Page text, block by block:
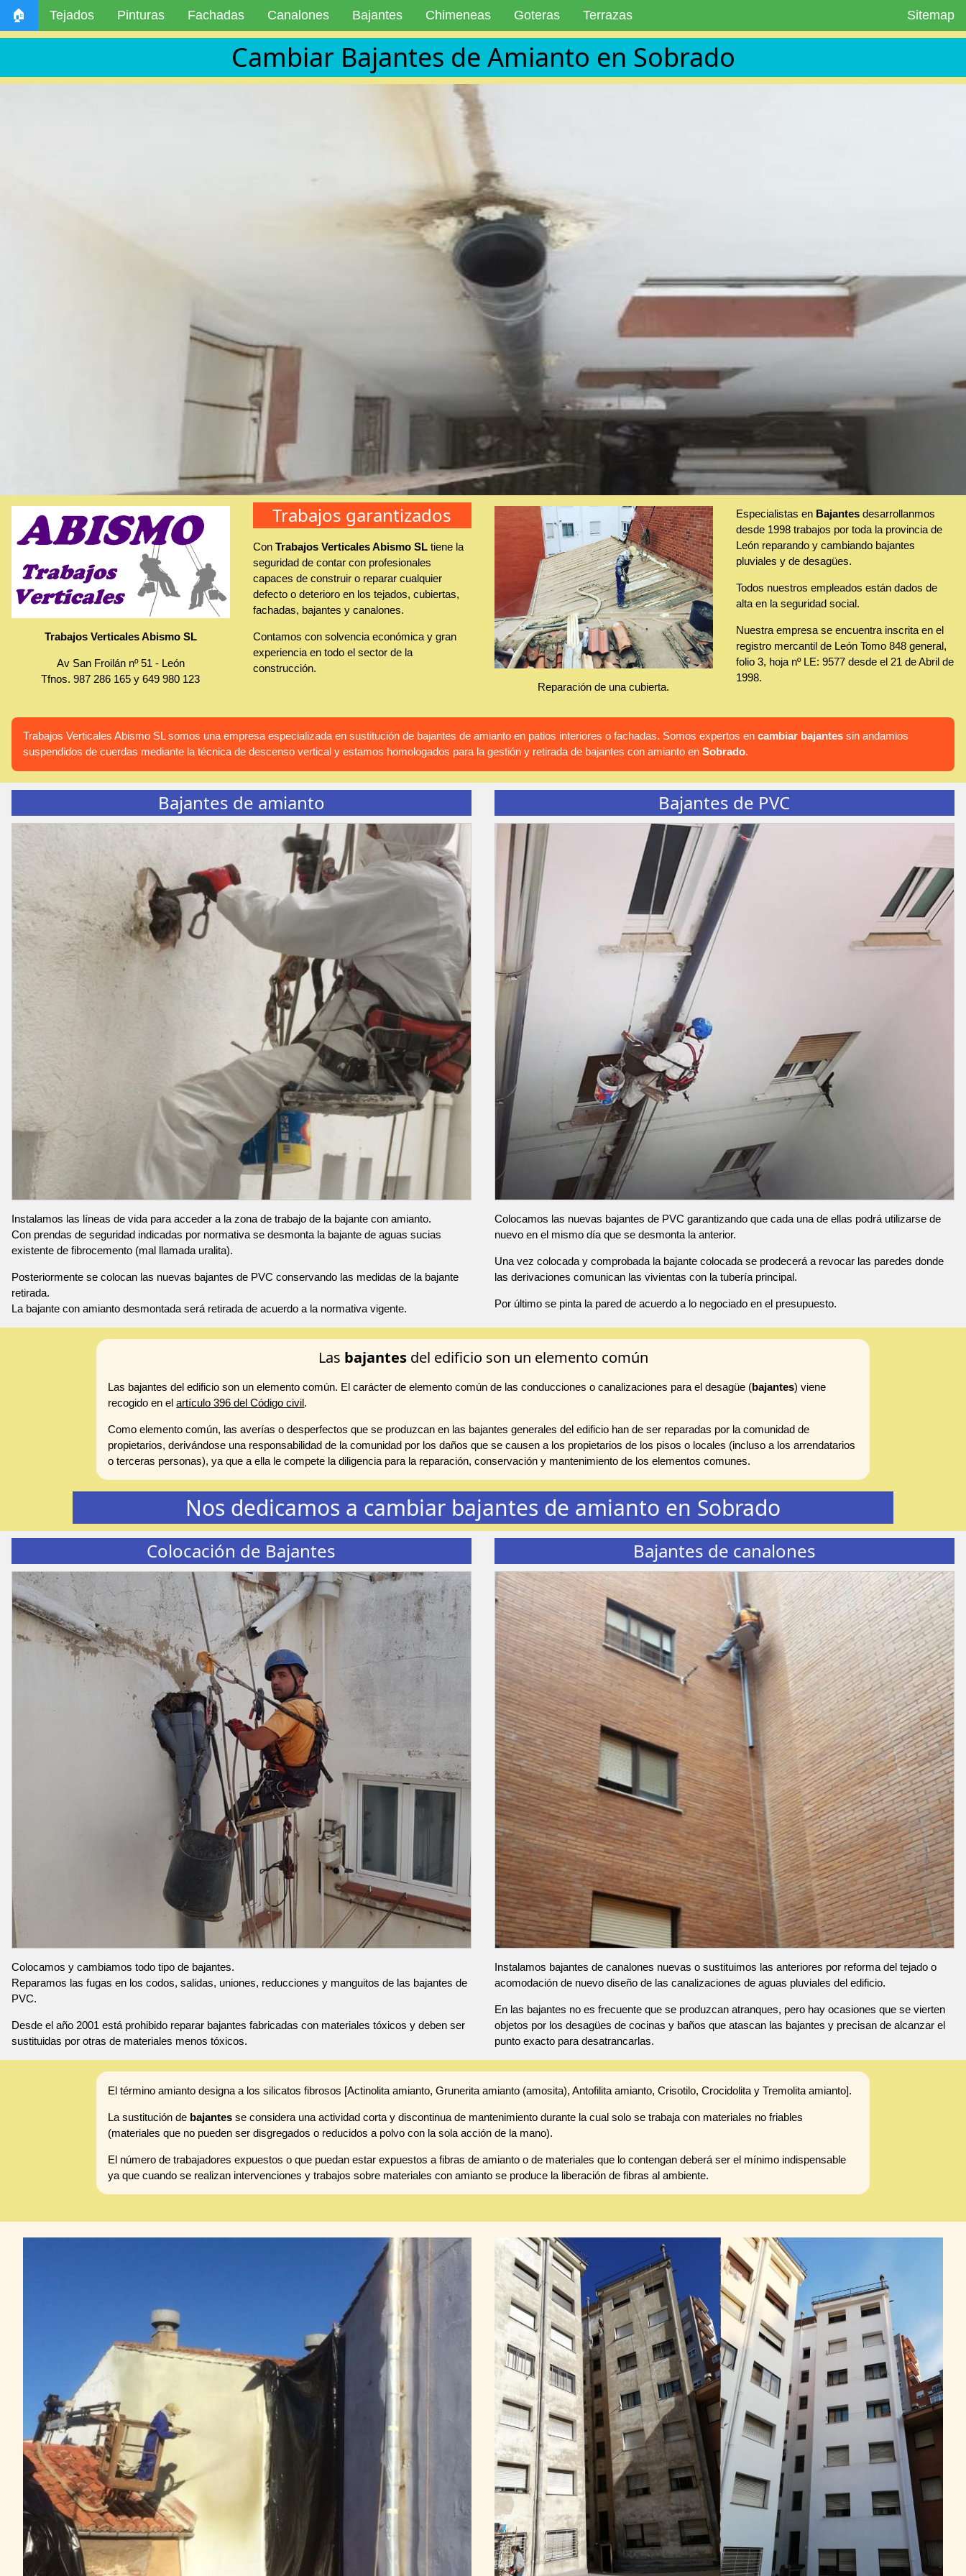
🏠 Tejados Pinturas Fachadas Canalones Bajantes Chimeneas Goteras Terrazas Sitemap
Cambiar Bajantes de Amianto en Sobrado
Trabajos Verticales Abismo SL
Av San Froilán nº 51 - León
Tfnos.987 286 165 y649 980 123
Trabajos garantizados
Con Trabajos Verticales Abismo SLtiene la
seguridad de contar con profesionales
capaces de construir o reparar cualquier
defecto o deterioro en los tejados, cubiertas,
fachadas, bajantes y canalones.
Contamos con solvencia económica y gran
experiencia en todo el sector de la
construcción.
Reparación de una cubierta.
Especialistas en Bajantes desarrollanmos
desde 1998 trabajos por toda la provincia de
León reparando y cambiando bajantes
pluviales y de desagües.
Todos nuestros empleados están dados de
alta en la seguridad social.
Nuestra empresa se encuentra inscrita en el
registro mercantil de León Tomo 848 general,
folio 3, hoja nº LE: 9577 desde el 21 de Abril de
1998.
Trabajos Verticales Abismo SL somos una empresa especializada en sustitución de bajantes de amianto en patios interiores o fachadas. Somos expertos en cambiar bajantes sin andamios
suspendidos de cuerdas mediante la técnica de descenso vertical y estamos homologados para la gestión y retirada de bajantes con amianto en Sobrado.
Bajantes de amianto
Instalamos las líneas de vida para acceder a la zona de trabajo de la bajante con amianto.
Con prendas de seguridad indicadas por normativa se desmonta la bajante de aguas sucias
existente de fibrocemento (mal llamada uralita).
Posteriormente se colocan las nuevas bajantes de PVC conservando las medidas de la bajante
retirada.
La bajante con amianto desmontada será retirada de acuerdo a la normativa vigente.
Bajantes de PVC
Colocamos las nuevas bajantes de PVC garantizando que cada una de ellas podrá utilizarse de
nuevo en el mismo día que se desmonta la anterior.
Una vez colocada y comprobada la bajante colocada se prodecerá a revocar las paredes donde
las derivaciones comunican las vivientas con la tubería principal.
Por último se pinta la pared de acuerdo a lo negociado en el presupuesto.
Las bajantesdel edificio son un elemento común
Las bajantes del edificio son un elemento común. El carácter de elemento común de las conducciones o canalizaciones para el desagüe (bajantes) viene
recogido en elartículo 396 del Código civil.
Como elemento común, las averías o desperfectos que se produzcan en las bajantes generales del edificio han de ser reparadas por la comunidad de
propietarios, derivándose una responsabilidad de la comunidad por los daños que se causen a los propietarios de los pisos o locales (incluso a los arrendatarios
o terceras personas), ya que a ella le compete la diligencia para la reparación, conservación y mantenimiento de los elementos comunes.
Nos dedicamos a cambiar bajantes de amianto en Sobrado
Colocación de Bajantes
Colocamos y cambiamos todo tipo de bajantes.
Reparamos las fugas en los codos, salidas, uniones, reducciones y manguitos de las bajantes de
PVC.
Desde el año 2001 está prohibido reparar bajantes fabricadas con materiales tóxicos y deben ser
sustituidas por otras de materiales menos tóxicos.
Bajantes de canalones
Instalamos bajantes de canalones nuevas o sustituimos las anteriores por reforma del tejado o
acomodación de nuevo diseño de las canalizaciones de aguas pluviales del edificio.
En las bajantes no es frecuente que se produzcan atranques, pero hay ocasiones que se vierten
objetos por los desagües de cocinas y baños que atascan las bajantes y precisan de alcanzar el
punto exacto para desatrancarlas.
El término amianto designa a los silicatos fibrosos [Actinolita amianto, Grunerita amianto (amosita), Antofilita amianto, Crisotilo, Crocidolita y Tremolita amianto].
La sustitución de bajantes se considera una actividad corta y discontinua de mantenimiento durante la cual solo se trabaja con materiales no friables
(materiales que no pueden ser disgregados o reducidos a polvo con la sola acción de la mano).
El número de trabajadores expuestos o que puedan estar expuestos a fibras de amianto o de materiales que lo contengan deberá ser el mínimo indispensable
ya que cuando se realizan intervenciones y trabajos sobre materiales con amianto se produce la liberación de fibras al ambiente.